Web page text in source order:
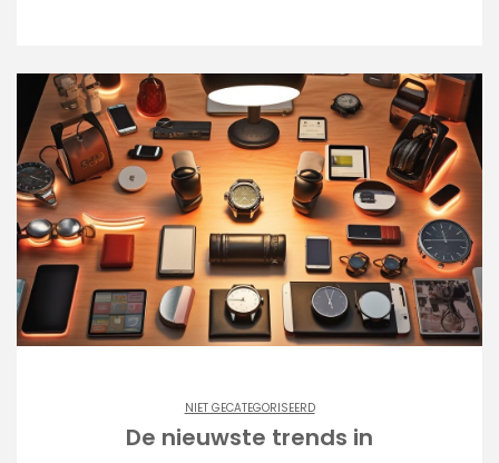
NIET GECATEGORISEERD
De nieuwste trends in